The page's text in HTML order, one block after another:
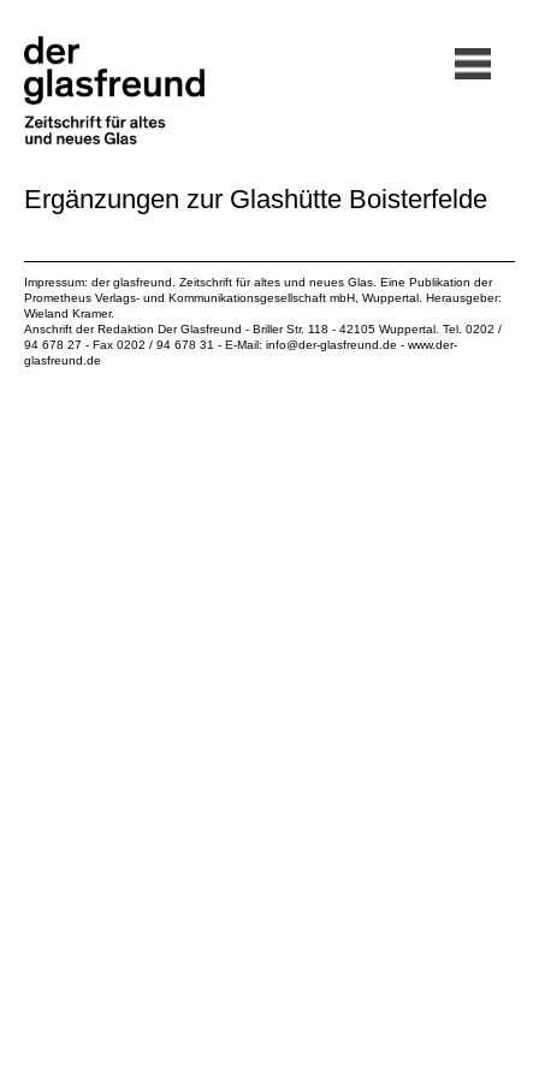
Ergänzungen zur Glashütte Boisterfelde
Impressum: der glasfreund. Zeitschrift für altes und neues Glas. Eine Publikation der
Prometheus Verlags- und Kommunikationsgesellschaft mbH , Wuppertal. Herausgeber:
Wieland Kramer.
Anschrift der Redaktion Der Glasfreund - Briller Str. 118 - 42105 Wuppertal. Tel. 0202 /
94 678 27 - Fax 0202 / 94 678 31 - E-Mail: info@der-glasfreund.de - www.der-
glasfreund.de